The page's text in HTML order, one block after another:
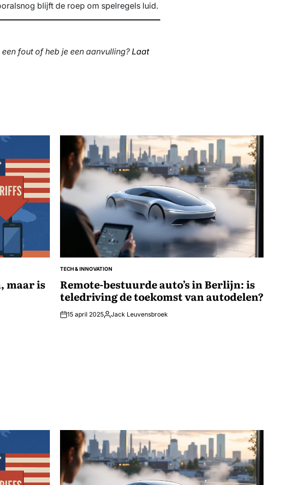
blijft de roep om spelregels luid.
fout of heb je een aanvulling?Laat
maar is
GEPLAATST
TECH & INNOVATION
Remote-bestuurde auto’s in Berlijn: is
teledriving de toekomst van autodelen?
15 april 2025Geplaatst
Jack Leuvensbroek